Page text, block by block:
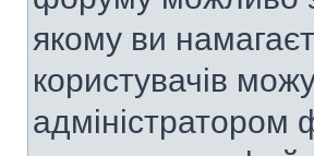
якому ви
користувачів